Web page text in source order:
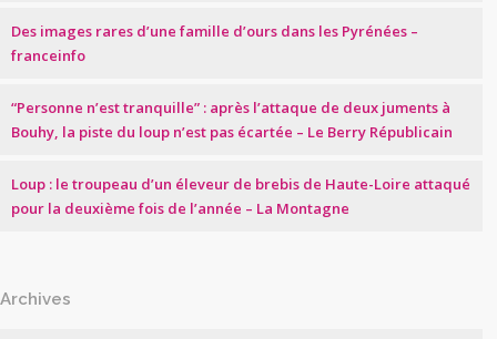
Des images rares d’une famille d’ours dans les Pyrénées –
franceinfo
“Personne n’est tranquille” : après l’attaque de deux juments à
Bouhy, la piste du loup n’est pas écartée – Le Berry Républicain
Loup : le troupeau d’un éleveur de brebis de Haute-Loire attaqué
pour la deuxième fois de l’année – La Montagne
Archives